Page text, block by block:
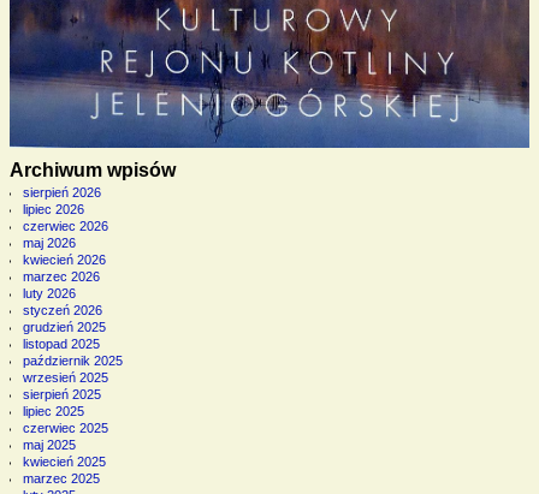
Archiwum wpisów
sierpień 2026
lipiec 2026
czerwiec 2026
maj 2026
kwiecień 2026
marzec 2026
luty 2026
styczeń 2026
grudzień 2025
listopad 2025
październik 2025
wrzesień 2025
sierpień 2025
lipiec 2025
czerwiec 2025
maj 2025
kwiecień 2025
marzec 2025